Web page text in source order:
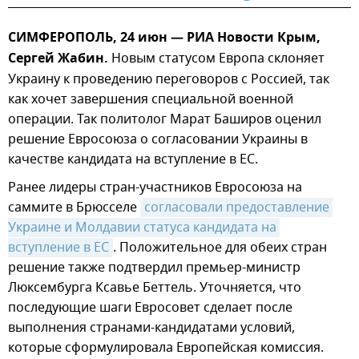
СИМФЕРОПОЛЬ, 24 июн — РИА Новости Крым,
Сергей Жабин. Новым статусом Европа склоняет
Украину к проведению переговоров с Россией, так
как хочет завершения специальной военной
операции. Так политолог Марат Баширов оценил
решение Евросоюза о согласовании Украины в
качестве кандидата на вступление в ЕС.
Ранее лидеры стран-участников Евросоюза на
саммите в Брюсселе согласовали предоставление
Украине и Молдавии статуса кандидата на
вступление в ЕС . Положительное для обеих стран
решение также подтвердил премьер-министр
Люксембурга Ксавье Беттель. Уточняется, что
последующие шаги Евросовет сделает после
выполнения странами-кандидатами условий,
которые сформулировала Европейская комиссия.